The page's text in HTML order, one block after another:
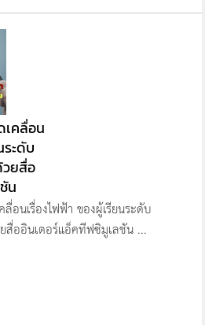
เคลื่อน
ระดับ
ยสื่อ
น
อนเรื่องไฟฟ้า ของผู้เรียนระดับ
ออินเตอร์แอ็คทีฟซิมูเลชัน ...